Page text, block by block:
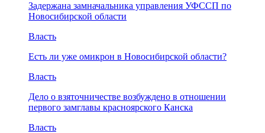
Задержана замначальника управления УФССП по
Новосибирской области
Власть
Есть ли уже омикрон в Новосибирской области?
Власть
Дело о взяточничестве возбуждено в отношении
первого замглавы красноярского Канска
Власть